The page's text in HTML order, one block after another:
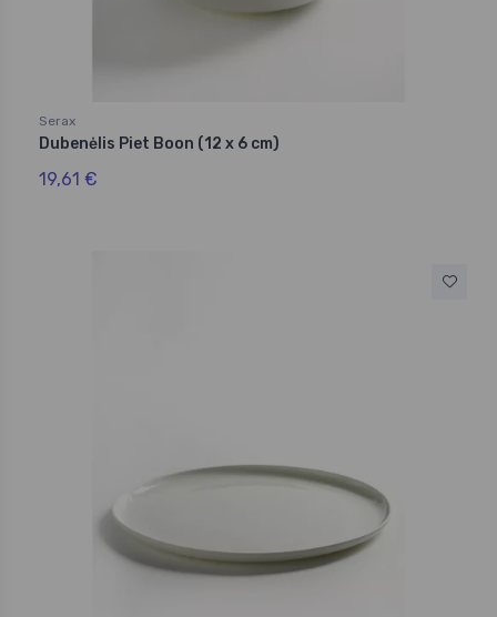
Serax
Dubenėlis Piet Boon (12 x 6 cm)
19,61 €